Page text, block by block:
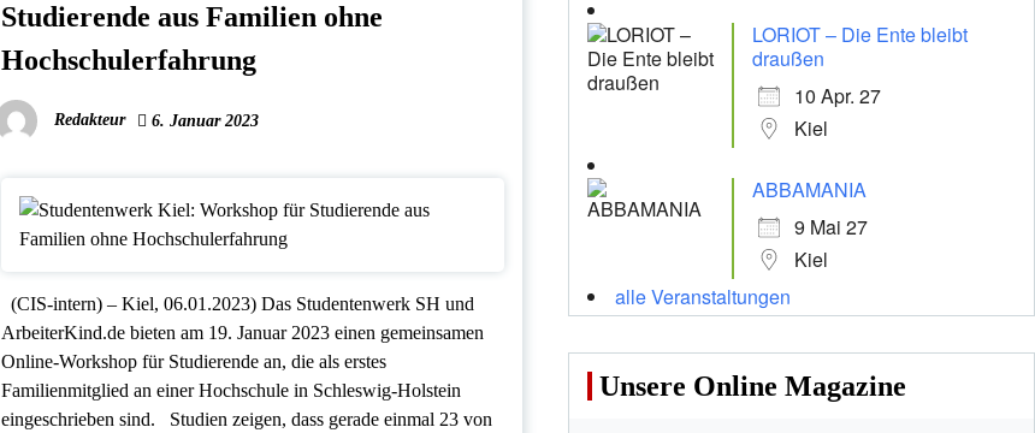
Studierende aus Familien ohne
Hochschulerfahrung
Redakteur 6. Januar 2023
(CIS-intern) – Kiel, 06.01.2023) Das Studentenwerk SH und
ArbeiterKind.de bieten am 19. Januar 2023 einen gemeinsamen
Online-Workshop für Studierende an, die als erstes
Familienmitglied an einer Hochschule in Schleswig-Holstein
eingeschrieben sind. Studien zeigen, dass gerade einmal 23 von
LORIOT – Die Ente bleibt
draußen
10 Apr. 27
Kiel
ABBAMANIA
9 Mai 27
Kiel
alle Veranstaltungen
Unsere Online Magazine